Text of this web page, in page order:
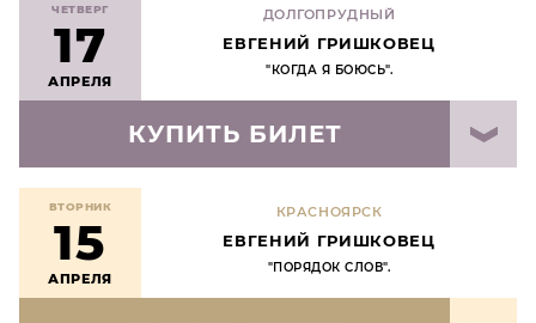
ЧЕТВЕРГ
17
АПРЕЛЯ
ДОЛГОПРУДНЫЙ
ЕВГЕНИЙ ГРИШКОВЕЦ
"КОГДА Я БОЮСЬ".
КУПИТЬ БИЛЕТ
ВТОРНИК
15
АПРЕЛЯ
КРАСНОЯРСК
ЕВГЕНИЙ ГРИШКОВЕЦ
"ПОРЯДОК СЛОВ".